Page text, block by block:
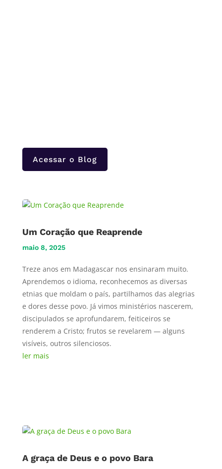
Acessar o Blog
Um Coração que Reaprende
maio 8, 2025
Treze anos em Madagascar nos ensinaram muito.
Aprendemos o idioma, reconhecemos as diversas
etnias que moldam o país, partilhamos das alegrias
e dores desse povo. Já vimos ministérios nascerem,
discipulados se aprofundarem, feiticeiros se
renderem a Cristo; frutos se revelarem — alguns
visíveis, outros silenciosos.
ler mais
A graça de Deus e o povo Bara